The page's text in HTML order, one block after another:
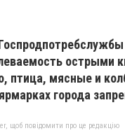
птица, мясные и
города
щоб повідомити про це редакцію